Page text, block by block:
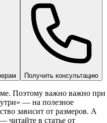
Получить консультацию
Поэтому важно важно при
— на полезное
зависит от размеров. А
читайте в статье от